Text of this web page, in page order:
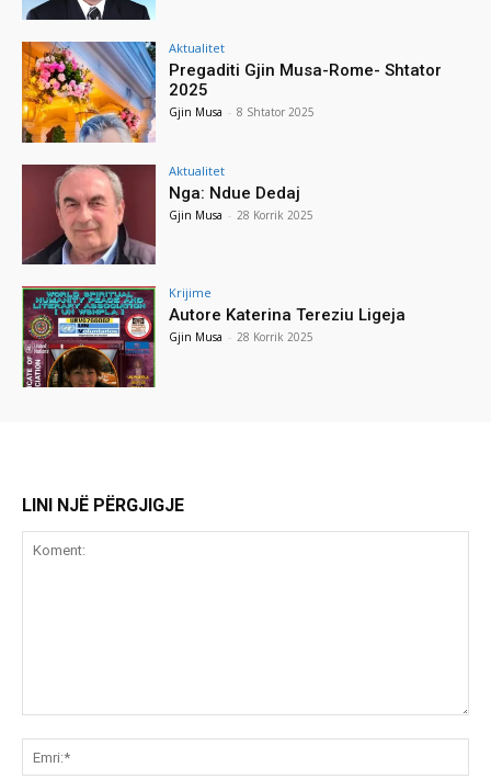
Aktualitet
Pregaditi Gjin Musa-Rome- Shtator
2025
Gjin Musa - 8 Shtator 2025
Aktualitet
Nga: Ndue Dedaj
Gjin Musa - 28 Korrik 2025
Krijime
Autore Katerina Tereziu Ligeja
Gjin Musa - 28 Korrik 2025
LINI NJË PËRGJIGJE